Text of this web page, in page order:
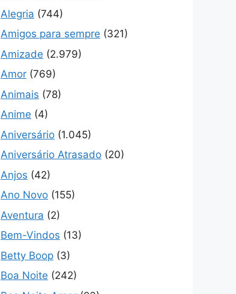
Alegria (744)
Amigos para sempre (321)
Amizade (2.979)
Amor (769)
Animais (78)
Anime (4)
Aniversário (1.045)
Aniversário Atrasado (20)
Anjos (42)
Ano Novo (155)
Aventura (2)
Bem-Vindos (13)
Betty Boop (3)
Boa Noite (242)